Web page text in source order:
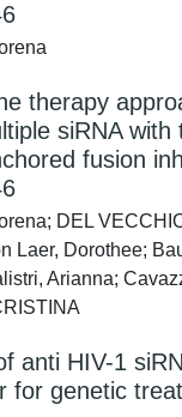
therapy
siRNA with
fusion
DEL
Laer, Dorothee;
Arianna;
anti HIV-1
for genetic